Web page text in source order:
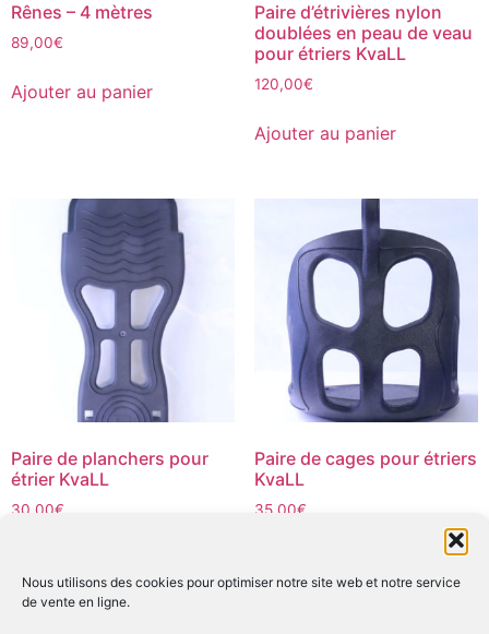
Nous utilisons des cookies pour optimiser notre site web et notre service
de vente en ligne.
Rênes – 4 mètres
89,00€
Ajouter au panier
Paire d’étrivières nylon
doublées en peau de veau
pour étriers KvaLL
120,00€
Ajouter au panier
Paire de planchers pour
étrier KvaLL
30,00€
a
Paire de cages pour étriers
KvaLL
35,00€
a